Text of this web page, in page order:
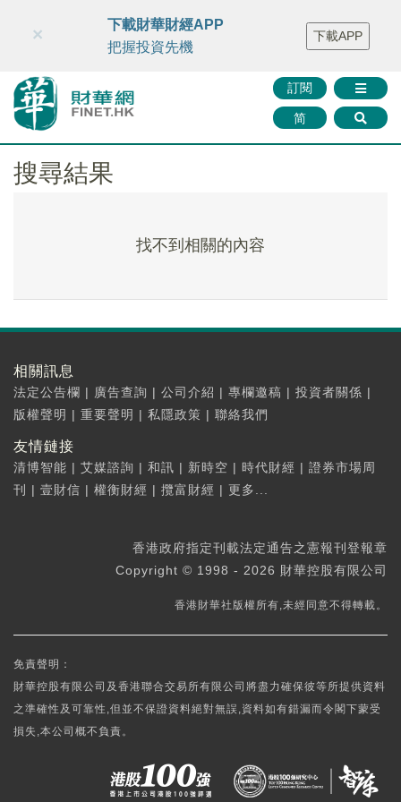
財華智庫網 FINTV FINMETA 財華證券 媒體矩陣
智庫沙龍
聯絡我們
訂閱
简
×
下載財華財經APP
把握投資先機
下載APP
搜尋結果
找不到相關的內容
相關訊息
法定公告欄 | 廣告查詢 | 公司介紹 | 專欄邀稿 | 投資者關係 |
版權聲明 | 重要聲明 | 私隱政策 | 聯絡我們
友情鏈接
清博智能 | 艾媒諮詢 | 和訊 | 新時空 | 時代財經 | 證券市場周
刊
| 壹財信 | 權衡財經 | 攬富財經 | 更多...
香港政府指定刊載法定通告之憲報刊登報章
Copyright © 1998 - 2026 財華控股有限公司
香港財華社版權所有,未經同意不得轉載。
免責聲明：
財華控股有限公司及香港聯合交易所有限公司將盡力確保彼等所提供資料
之準確性及可靠性,但並不保證資料絕對無誤,資料如有錯漏而令閣下蒙受
損失,本公司概不負責。